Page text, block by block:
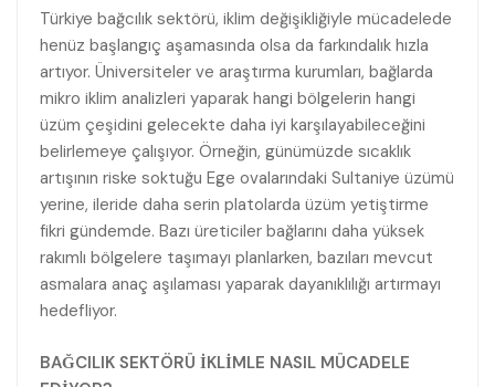
Türkiye bağcılık sektörü, iklim değişikliğiyle mücadelede
henüz başlangıç aşamasında olsa da farkındalık hızla
artıyor. Üniversiteler ve araştırma kurumları, bağlarda
mikro iklim analizleri yaparak hangi bölgelerin hangi
üzüm çeşidini gelecekte daha iyi karşılayabileceğini
belirlemeye çalışıyor. Örneğin, günümüzde sıcaklık
artışının riske soktuğu Ege ovalarındaki Sultaniye üzümü
yerine, ileride daha serin platolarda üzüm yetiştirme
fikri gündemde. Bazı üreticiler bağlarını daha yüksek
rakımlı bölgelere taşımayı planlarken, bazıları mevcut
asmalara anaç aşılaması yaparak dayanıklılığı artırmayı
hedefliyor.
BAĞCILIK SEKTÖRÜ İKLİMLE NASIL MÜCADELE